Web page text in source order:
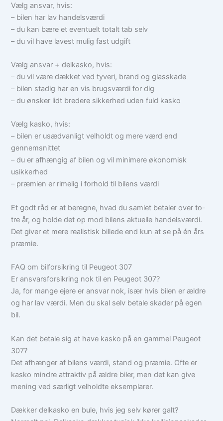
Vælg ansvar, hvis:
– bilen har lav handelsværdi
– du kan bære et eventuelt totalt tab selv
– du vil have lavest mulig fast udgift
Vælg ansvar + delkasko, hvis:
– du vil være dækket ved tyveri, brand og glasskade
– bilen stadig har en vis brugsværdi for dig
– du ønsker lidt bredere sikkerhed uden fuld kasko
Vælg kasko, hvis:
– bilen er usædvanligt velholdt og mere værd end
gennemsnittet
– du er afhængig af bilen og vil minimere økonomisk
usikkerhed
– præmien er rimelig i forhold til bilens værdi
Et godt råd er at beregne, hvad du samlet betaler over to-
tre år, og holde det op mod bilens aktuelle handelsværdi.
Det giver et mere realistisk billede end kun at se på én års
præmie.
FAQ om bilforsikring til Peugeot 307
Er ansvarsforsikring nok til en Peugeot 307?
Ja, for mange ejere er ansvar nok, især hvis bilen er ældre
og har lav værdi. Men du skal selv betale skader på egen
bil.
Kan det betale sig at have kasko på en gammel Peugeot
307?
Det afhænger af bilens værdi, stand og præmie. Ofte er
kasko mindre attraktiv på ældre biler, men det kan give
mening ved særligt velholdte eksemplarer.
Dækker delkasko en bule, hvis jeg selv kører galt?